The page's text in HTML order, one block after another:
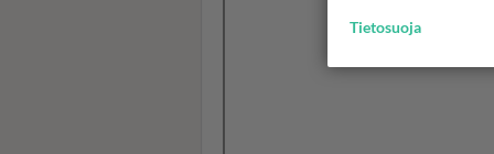
Tietosuoja